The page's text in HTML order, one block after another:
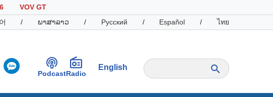
VOV GT
/ ພາສາລາວ / Русский / Español / ไทย
PodcastRadio
English